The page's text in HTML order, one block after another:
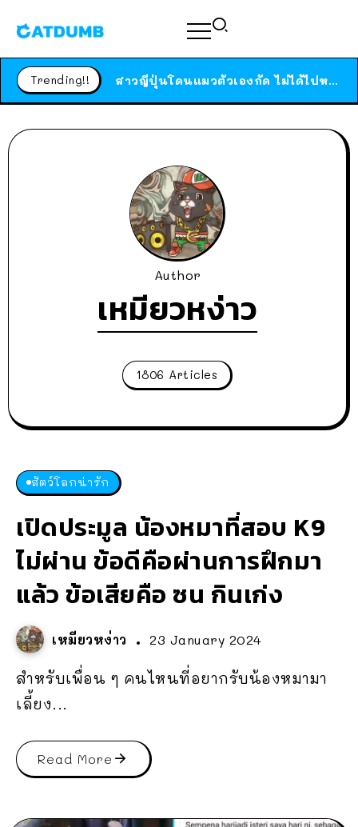
Trending!! ได้เวลาเด็กหนวดรวมตัว RF Online Next เปิดให้เล่นแล้ว เกม Sci-Fi MMORPG ระดับตำนาน เล่นได้ทั้งมือถือและ PC
Author
เหมียวหง่าว
1806 Articles
สัตว์โลกน่ารัก
เปิดประมูล น้องหมาที่สอบ K9
ไม่ผ่าน ข้อดีคือผ่านการฝึกมา
แล้ว ข้อเสียคือ ซน กินเก่ง
เหมียวหง่าว 23 January 2024
สำหรับเพื่อน ๆ คนไหนที่อยากรับน้องหมามา
เลี้ยง...
Read More